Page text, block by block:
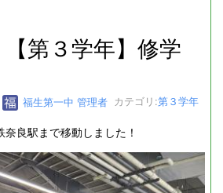
第３学年】修学
福生第一中 管理者 カテゴリ:第３学年
良駅まで移動しました！